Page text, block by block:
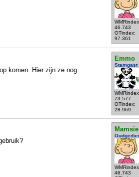
46.743
OTindex:
97.361
Emmo
Stamgast
73.577
OTindex:
28.969
komen. Hier zijn ze nog.
Mamsie
46.743